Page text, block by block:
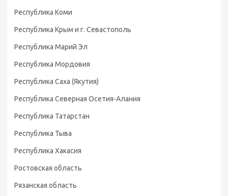
Республика Коми
Республика Крым и г. Севастополь
Республика Марий Эл
Республика Мордовия
Республика Саха (Якутия)
Республика Северная Осетия-Алания
Республика Татарстан
Республика Тыва
Республика Хакасия
Ростовская область
Рязанская область